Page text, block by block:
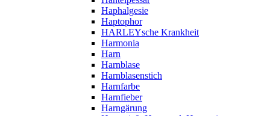
Haphalgesie
Haptophor
HARLEYsche Krankheit
Harmonia
Harn
Harnblase
Harnblasenstich
Harnfarbe
Harnfieber
Harngärung